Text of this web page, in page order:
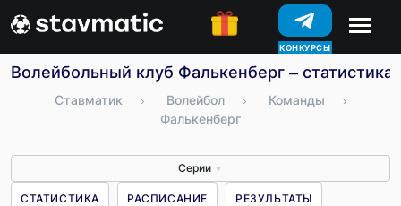
КОНКУРСЫ
Волейбольный клуб Фалькенберг –
Ставматик › Волейбол › Команды
›
Фалькенберг
Серии ▼
СТАТИСТИКА РАСПИСАНИЕ РЕЗУЛЬТАТЫ